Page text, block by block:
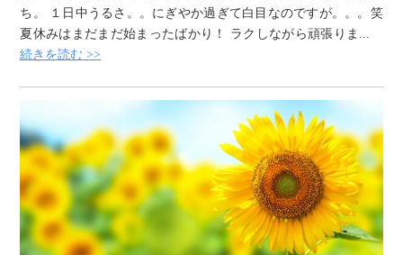
ち。 １日中うるさ。。にぎやか過ぎて白目なのですが。。。笑
夏休みはまだまだ始まったばかり！ ラクしながら頑張りま...
続きを読む >>